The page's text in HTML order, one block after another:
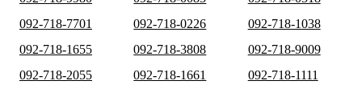
092-718-7701
092-718-0226
092-718-1038
092-718-1655
092-718-3808
092-718-9009
092-718-2055
092-718-1661
092-718-1111